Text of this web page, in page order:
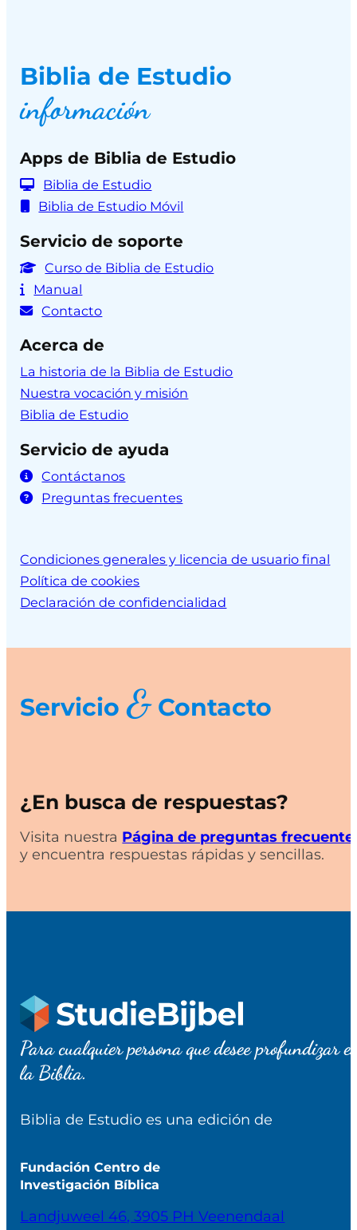
Biblia de Estudio
información
Apps de Biblia de Estudio
Biblia de Estudio
Biblia de Estudio Móvil
Servicio de soporte
Curso de Biblia de Estudio
Manual
Contacto
Acerca de
La historia de la Biblia de Estudio
Nuestra vocación y misión
Biblia de Estudio
Servicio de ayuda
Contáctanos
Preguntas frecuentes
Condiciones generales y licencia de usuario final
Política de cookies
Declaración de confidencialidad
Servicio&Contacto
¿En busca de respuestas?
Visita nuestra Página de preguntas
y encuentra respuestas rápidas y sencillas.
Para cualquier persona que desee profundizar
la Biblia.
Biblia de Estudio es una edición de
Fundación Centro de
Investigación Bíblica
Landjuweel 46, 3905 PH Veenendaal